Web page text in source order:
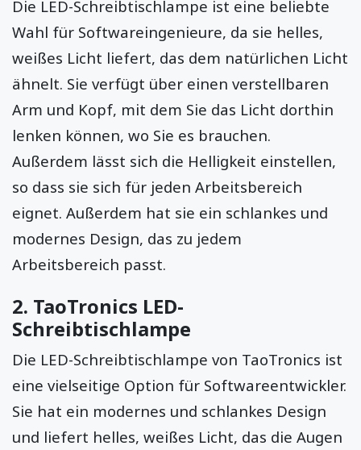
Die LED-Schreibtischlampe ist eine beliebte
Wahl für Softwareingenieure, da sie helles,
weißes Licht liefert, das dem natürlichen Licht
ähnelt. Sie verfügt über einen verstellbaren
Arm und Kopf, mit dem Sie das Licht dorthin
lenken können, wo Sie es brauchen.
Außerdem lässt sich die Helligkeit einstellen,
so dass sie sich für jeden Arbeitsbereich
eignet. Außerdem hat sie ein schlankes und
modernes Design, das zu jedem
Arbeitsbereich passt.
2. TaoTronics LED-
Schreibtischlampe
Die LED-Schreibtischlampe von TaoTronics ist
eine vielseitige Option für Softwareentwickler.
Sie hat ein modernes und schlankes Design
und liefert helles, weißes Licht, das die Augen